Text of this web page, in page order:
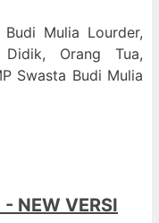
Mulia Lourder,
Didik, Orang Tua,
Swasta Budi Mulia
NEW VERSI